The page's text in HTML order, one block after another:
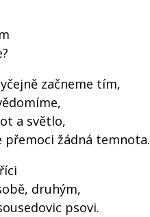
začneme tím,
a světlo,
přemoci žádná temnota.
druhým,
psovi.